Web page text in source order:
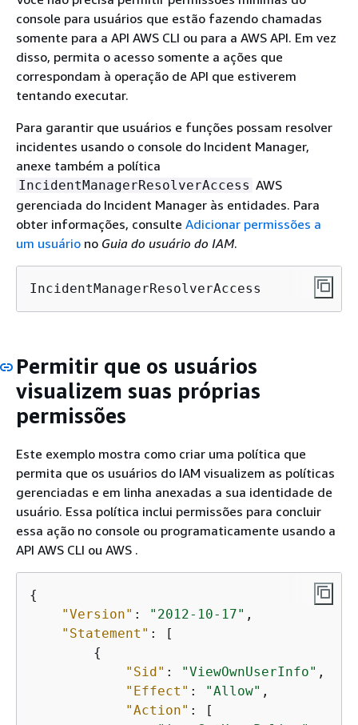
console para usuários que estão fazendo chamadas
somente para a API AWS CLI ou para a AWS API. Em vez
disso, permita o acesso somente a ações que
correspondam à operação de API que estiverem
tentando executar.
Para garantir que usuários e funções possam resolver
incidentes usando o console do Incident Manager,
anexe também a política
IncidentManagerResolverAccess AWS
gerenciada do Incident Manager às entidades. Para
obter informações, consulte Adicionar permissões a
um usuário no Guia do usuário do IAM.
IncidentManagerResolverAccess
Permitir que os usuários
visualizem suas próprias
permissões
Este exemplo mostra como criar uma política que
permita que os usuários do IAM visualizem as políticas
gerenciadas e em linha anexadas a sua identidade de
usuário. Essa política inclui permissões para concluir
essa ação no console ou programaticamente usando a
API AWS CLI ou AWS .
{
"Version" : "2012-10-17" ,
"Statement" : [
{
"Sid" : "ViewOwnUserInfo" ,
"Effect" : "Allow" ,
"Action" : [